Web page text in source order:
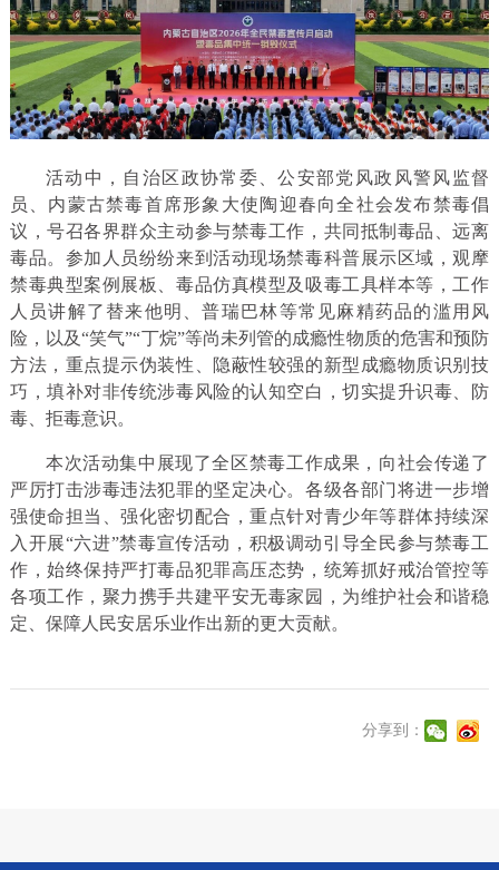
活动中，自治区政协常委、公安部党风政风警风监督
员、内蒙古禁毒首席形象大使陶迎春向全社会发布禁毒倡
议，号召各界群众主动参与禁毒工作，共同抵制毒品、远离
毒品。参加人员纷纷来到活动现场禁毒科普展示区域，观摩
禁毒典型案例展板、毒品仿真模型及吸毒工具样本等，工作
人员讲解了替来他明、普瑞巴林等常见麻精药品的滥用风
险，以及“笑气”“丁烷”等尚未列管的成瘾性物质的危害和预防
方法，重点提示伪装性、隐蔽性较强的新型成瘾物质识别技
巧，填补对非传统涉毒风险的认知空白，切实提升识毒、防
毒、拒毒意识。
本次活动集中展现了全区禁毒工作成果，向社会传递了
严厉打击涉毒违法犯罪的坚定决心。各级各部门将进一步增
强使命担当、强化密切配合，重点针对青少年等群体持续深
入开展“六进”禁毒宣传活动，积极调动引导全民参与禁毒工
作，始终保持严打毒品犯罪高压态势，统筹抓好戒治管控等
各项工作，聚力携手共建平安无毒家园，为维护社会和谐稳
定、保障人民安居乐业作出新的更大贡献。
分享到：